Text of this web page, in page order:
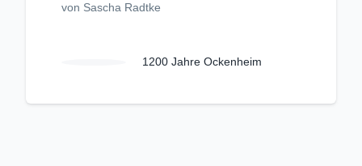
von Sascha Radtke
1200 Jahre Ockenheim